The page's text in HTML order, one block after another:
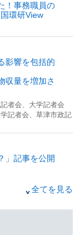
！事務職員の
環研View
影響を包括的
収量を増加さ
者会、大学記者会
記者会、草津市政記
」記事を公開
全てを見る